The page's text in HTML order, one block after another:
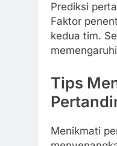
Prediksi
Faktor
kedua tim.
Tips
Menikmati